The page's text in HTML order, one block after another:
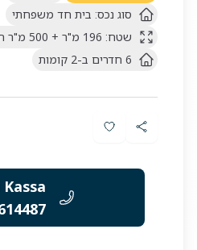
סוג נכס: בית חד משפחתי
שטח: 196 מ"ר + 500 מ"ר חוץ
6 חדרים ב-2 קומות